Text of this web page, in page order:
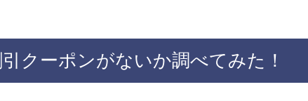
クーポンがないか調べてみた！